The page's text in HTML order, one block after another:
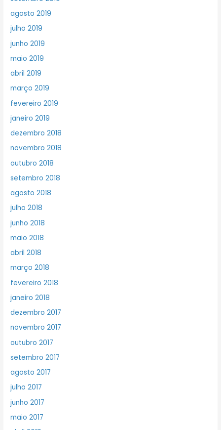
agosto 2019
julho 2019
junho 2019
maio 2019
abril 2019
março 2019
fevereiro 2019
janeiro 2019
dezembro 2018
novembro 2018
outubro 2018
setembro 2018
agosto 2018
julho 2018
junho 2018
maio 2018
abril 2018
março 2018
fevereiro 2018
janeiro 2018
dezembro 2017
novembro 2017
outubro 2017
setembro 2017
agosto 2017
julho 2017
junho 2017
maio 2017